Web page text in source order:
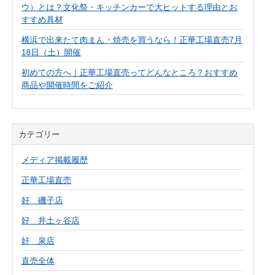
ウ）とは？文化祭・キッチンカーで大ヒットする理由とお
すすめ具材
横浜で出来たて肉まん・焼売を買うなら！正華工場直売7月
18日（土）開催
初めての方へ｜正華工場直売ってどんなところ？おすすめ
商品や開催時間をご紹介
カテゴリー
メディア掲載履歴
正華工場直売
好 磯子店
好 井土ヶ谷店
好 泉店
直売全体